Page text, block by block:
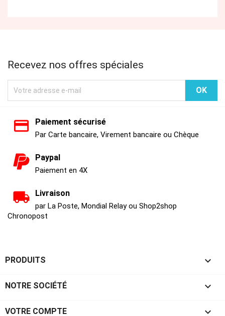
Recevez nos offres spéciales
Paiement sécurisé
Par Carte bancaire, Virement bancaire ou Chèque
Paypal
Paiement en 4X
Livraison
par La Poste, Mondial Relay ou Shop2shop
Chronopost
PRODUITS 
NOTRE SOCIÉTÉ 
VOTRE COMPTE 